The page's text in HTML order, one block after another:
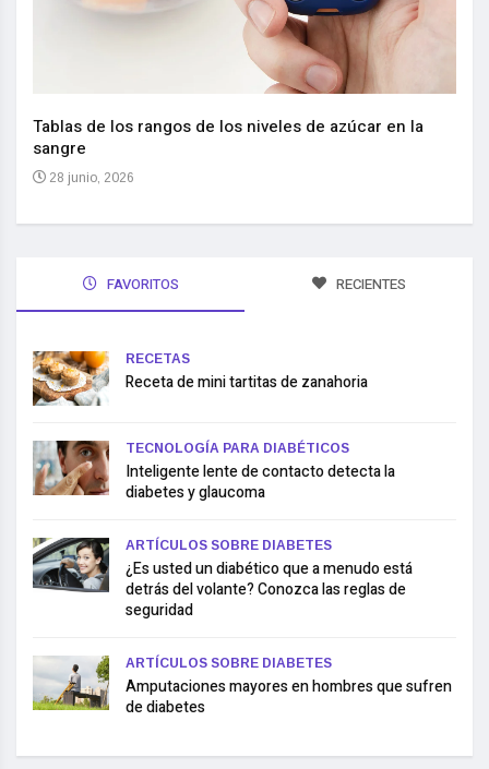
Tablas de los rangos de los niveles de azúcar en la
sangre
28 junio, 2026
FAVORITOS RECIENTES
RECETAS
Receta de mini tartitas de zanahoria
TECNOLOGÍA PARA DIABÉTICOS
Inteligente lente de contacto detecta la
diabetes y glaucoma
ARTÍCULOS SOBRE DIABETES
¿Es usted un diabético que a menudo está
detrás del volante? Conozca las reglas de
seguridad
ARTÍCULOS SOBRE DIABETES
Amputaciones mayores en hombres que sufren
de diabetes